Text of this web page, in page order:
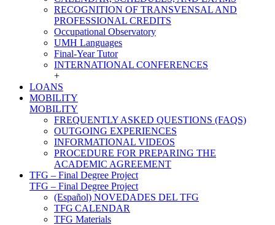
RECOGNITION OF TRANSVENSAL AND
PROFESSIONAL CREDITS
Occupational Observatory
UMH Languages
Final-Year Tutor
INTERNATIONAL CONFERENCES
+
LOANS
MOBILITY
MOBILITY
FREQUENTLY ASKED QUESTIONS (FAQS)
OUTGOING EXPERIENCES
INFORMATIONAL VIDEOS
PROCEDURE FOR PREPARING THE
ACADEMIC AGREEMENT
TFG – Final Degree Project
TFG – Final Degree Project
(Español) NOVEDADES DEL TFG
TFG CALENDAR
TFG Materials